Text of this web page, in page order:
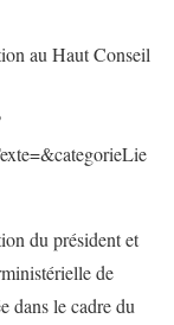
au Haut Conseil
du président et
de
dans le cadre du